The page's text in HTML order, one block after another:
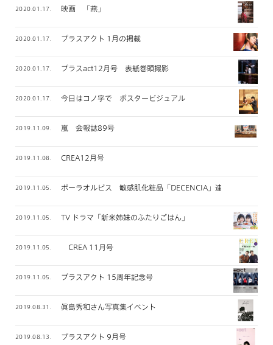
2020.01.17. 映画 「燕」
2020.01.17. プラスアクト 1月の掲載
2020.01.17. プラスact12月号 表紙巻頭撮影
2020.01.17. 今日はコノ字で ポスタービジュアル
2019.11.09. 嵐 会報誌89号
2019.11.08. CREA12月号
2019.11.05. ポーラオルビス 敏感肌化粧品「DECENCIA」連載
2019.11.05. TV ドラマ「新米姉妹のふたりごはん」
2019.11.05. CREA 11月号
2019.11.05. プラスアクト 15周年記念号
2019.08.31. 眞島秀和さん写真集イベント
2019.08.13. プラスアクト 9月号